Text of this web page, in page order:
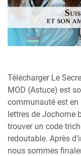
Télécharger Le
MOD (Astuce) est
communauté est
lettres de Jochorne
trouver un code
redoutable. Après
nous sommes